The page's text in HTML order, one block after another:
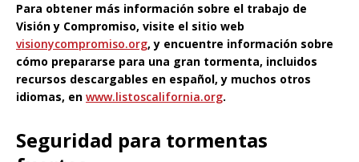
Para obtener más información sobre el trabajo de
Visión y Compromiso, visite el sitio web
visionycompromiso.org, y encuentre información sobre
cómo prepararse para una gran tormenta, incluidos
recursos descargables en español, y muchos otros
idiomas, en www.listoscalifornia.org.
Seguridad para tormentas